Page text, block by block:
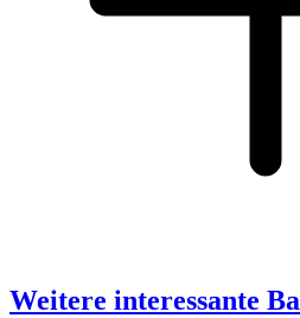
Weitere interessante